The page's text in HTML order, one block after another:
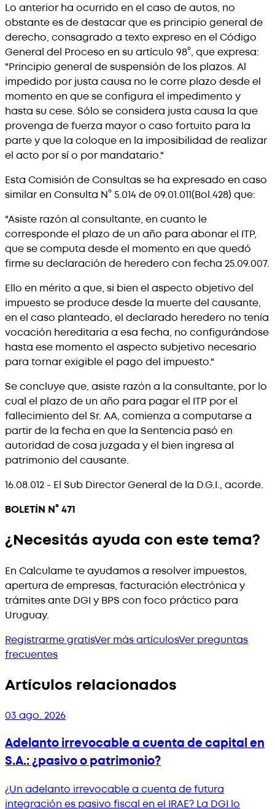
Lo anterior ha ocurrido en el caso de autos, no
obstante es de destacar que es principio general de
derecho, consagrado a texto expreso en el Código
General del Proceso en su artículo 98°, que expresa:
"Principio general de suspensión de los plazos. Al
impedido por justa causa no le corre plazo desde el
momento en que se configura el impedimento y
hasta su cese. Sólo se considera justa causa la que
provenga de fuerza mayor o caso fortuito para la
parte y que la coloque en la imposibilidad de realizar
el acto por sí o por mandatario."
Esta Comisión de Consultas se ha expresado en caso
similar en Consulta N° 5.014 de 09.01.011(Bol.428) que:
"Asiste razón al consultante, en cuanto le
corresponde el plazo de un año para abonar el ITP,
que se computa desde el momento en que quedó
firme su declaración de heredero con fecha 25.09.007.
Ello en mérito a que, si bien el aspecto objetivo del
impuesto se produce desde la muerte del causante,
en el caso planteado, el declarado heredero no tenía
vocación hereditaria a esa fecha, no configurándose
hasta ese momento el aspecto subjetivo necesario
para tornar exigible el pago del impuesto."
Se concluye que, asiste razón a la consultante, por lo
cual el plazo de un año para pagar el ITP por el
fallecimiento del Sr. AA, comienza a computarse a
partir de la fecha en que la Sentencia pasó en
autoridad de cosa juzgada y el bien ingresa al
patrimonio del causante.
16.08.012 - El Sub Director General de la D.G.I., acorde.
BOLETÍN N° 471
¿Necesitás ayuda con este tema?
En Calculame te ayudamos a resolver impuestos,
apertura de empresas, facturación electrónica y
trámites ante DGI y BPS con foco práctico para
Uruguay.
Registrarme gratisVer más artículosVer preguntas
frecuentes
Artículos relacionados
03 ago. 2026
Adelanto irrevocable a cuenta de capital en
S.A.: ¿pasivo o patrimonio?
¿Un adelanto irrevocable a cuenta de futura
integración es pasivo fiscal en el IRAE? La DGI lo